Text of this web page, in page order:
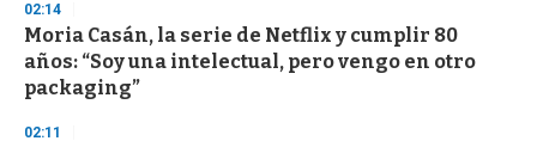
d
s
o
f
3
s
02:14
Moria Casán, la serie de Netflix y cumplir 80
años: “Soy una intelectual, pero vengo en otro
packaging”
02:11